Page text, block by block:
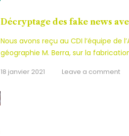
Décryptage des fake news
Nous avons reçu au CDI l’équipe de
géographie M. Berra, sur la
18 janvier 2021 Leave a comment